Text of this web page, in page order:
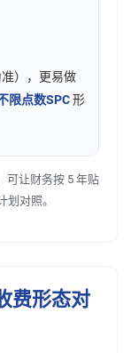
准），更易做
限点数SPC形
可让财务按 5 年贴
对照。
费形态对